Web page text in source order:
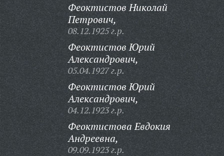
Феоктистов Николай
Петрович,
08.12.1925 г.р.
Феоктистов Юрий
Александрович,
05.04.1927 г.р.
Феоктистов Юрий
Александрович,
04.12.1923 г.р.
Феоктистова Евдокия
Андреевна,
09.09.1923 г.р.